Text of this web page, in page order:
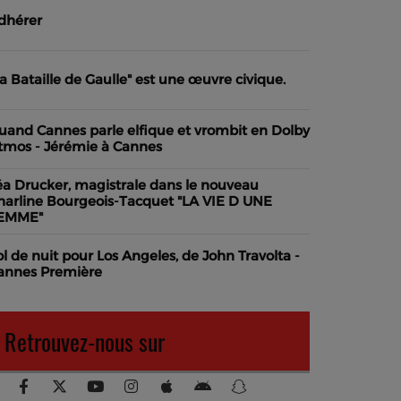
Bataille de Gaulle" est une œuvre civique.
Cannes parle elfique et vrombit en Dolby
- Jérémie à Cannes
Drucker, magistrale dans le nouveau
Bourgeois-Tacquet "LA VIE D UNE
de nuit pour Los Angeles, de John Travolta -
Première
Retrouvez-nous sur